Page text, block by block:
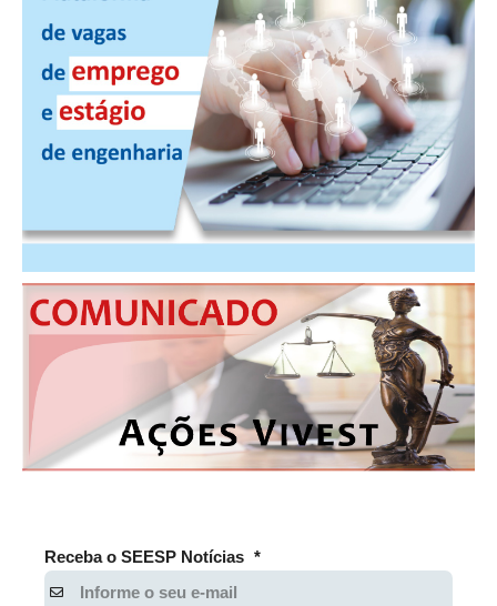
PUBLICIDADE
MANUAL DE REDAÇÃO
RELEASES
CADASTRO
ASSOCIE-SE
ATUALIZAÇÃO CADASTRAL
NÚCLEO JOVEM
Receba o SEESP Notícias *